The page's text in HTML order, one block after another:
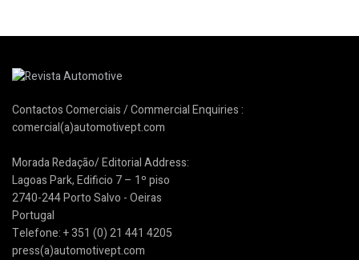
Contactos Comerciais / Commercial Enquiries :
comercial(a)automotivept.com
Morada Redação/ Editorial Address:
Lagoas Park, Edificio 7 – 1º piso
2740-244 Porto Salvo - Oeiras
Portugal
Telefone: + 351 (0) 21 441 4205
press(a)automotivept.com